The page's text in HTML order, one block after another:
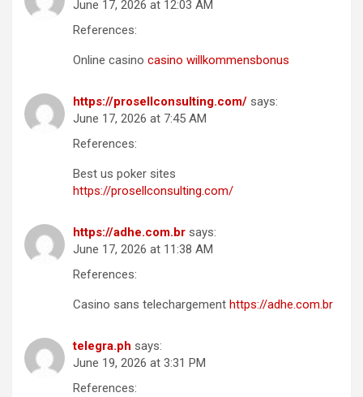
June 17, 2026 at 12:03 AM
References:
Online casino casino willkommensbonus
https://prosellconsulting.com/ says:
June 17, 2026 at 7:45 AM
References:
Best us poker sites
https://prosellconsulting.com/
https://adhe.com.br says:
June 17, 2026 at 11:38 AM
References:
Casino sans telechargement https://adhe.com.br
telegra.ph says:
June 19, 2026 at 3:31 PM
References: